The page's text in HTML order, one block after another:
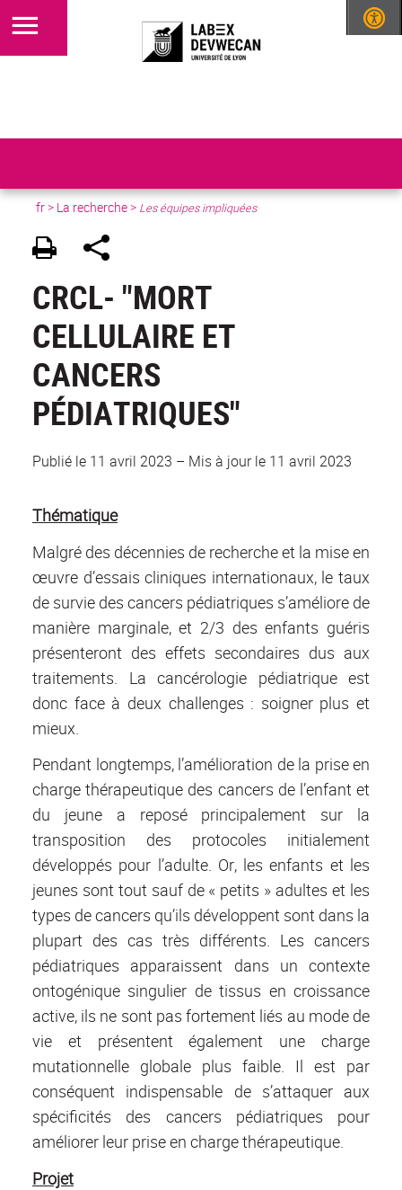
fr > La recherche> Les équipes impliquées
CRCL- "MORT
CELLULAIRE ET
CANCERS
PÉDIATRIQUES"
Publié le 11 avril 2023 – Mis à jour le 11 avril 2023
Thématique
Malgré des décennies de recherche et la mise en
œuvre d’essais cliniques internationaux, le taux
de survie des cancers pédiatriques s’améliore de
manière marginale, et 2/3 des enfants guéris
présenteront des effets secondaires dus aux
traitements. La cancérologie pédiatrique est
donc face à deux challenges : soigner plus et
mieux.
Pendant longtemps, l’amélioration de la prise en
charge thérapeutique des cancers de l’enfant et
du jeune a reposé principalement sur la
transposition des protocoles initialement
développés pour l’adulte. Or, les enfants et les
jeunes sont tout sauf de « petits » adultes et les
types de cancers qu’ils développent sont dans la
plupart des cas très différents. Les cancers
pédiatriques apparaissent dans un contexte
ontogénique singulier de tissus en croissance
active, ils ne sont pas fortement liés au mode de
vie et présentent également une charge
mutationnelle globale plus faible. Il est par
conséquent indispensable de s’attaquer aux
spécificités des cancers pédiatriques pour
améliorer leur prise en charge thérapeutique.
Projet